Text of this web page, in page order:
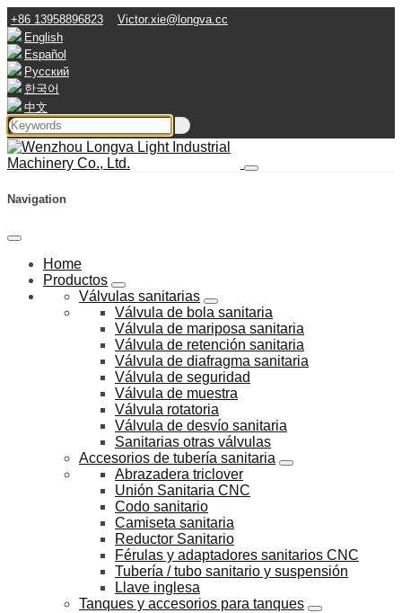
+86 13958896823
Victor.xie@longva.cc
English
Español
Русский
한국어
中文
Navigation
Home
Productos
Válvulas sanitarias
Válvula de bola sanitaria
Válvula de mariposa sanitaria
Válvula de retención sanitaria
Válvula de diafragma sanitaria
Válvula de seguridad
Válvula de muestra
Válvula rotatoria
Válvula de desvío sanitaria
Sanitarias otras válvulas
Accesorios de tubería sanitaria
Abrazadera triclover
Unión Sanitaria CNC
Codo sanitario
Camiseta sanitaria
Reductor Sanitario
Férulas y adaptadores sanitarios CNC
Tubería / tubo sanitario y suspensión
Llave inglesa
Tanques y accesorios para tanques